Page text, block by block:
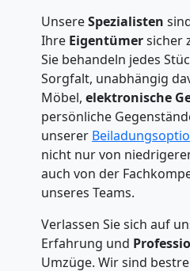
UnsereSpezialisten
Ihre Eigentümersicher
Sie behandeln jedes
Sorgfalt, unabhängig
Möbel, elektronische
persönliche
unserer
nicht nur von
auch von der
unseres Teams.
Verlassen Sie sich auf
Erfahrung und
Umzüge. Wir sind